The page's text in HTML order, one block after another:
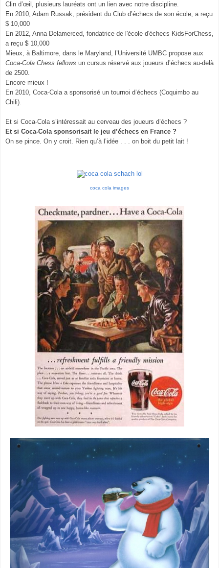
Clin d’œil, plusieurs lauréats ont un lien avec notre discipline.
En 2010, Adam Russak, président du Club d’échecs de son école, a reçu
$ 10,000
En 2012, Anna Delamerced, fondatrice de l'école d'échecs KidsForChess,
a reçu $ 10,000
Mieux, à Baltimore, dans le Maryland, l’Université UMBC propose aux
Coca-Cola Chess fellows un cursus réservé aux joueurs d’échecs au-delà
de 2500.
Encore mieux !
En 2010, Coca-Cola a sponsorisé un tournoi d’échecs (Coquimbo au
Chili).
Et si Coca-Cola s’intéressait au cerveau des joueurs d’échecs ?
Et si Coca-Cola sponsorisait le jeu d’échecs en France ?
On se pince. On y croit. Rien qu’à l’idée . . . on boit du petit lait !
coca cola images